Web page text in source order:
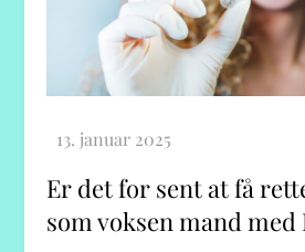
Er det for sent at få
som voksen mand